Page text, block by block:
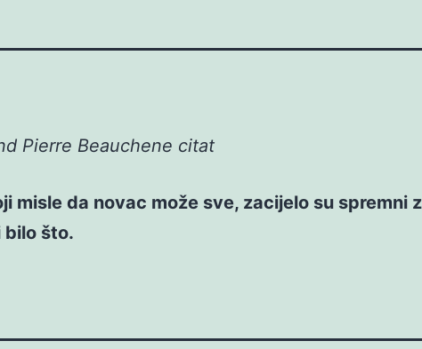
Pierre Beauchene citat
misle da novac može sve, zacijelo su spremni
bilo što.